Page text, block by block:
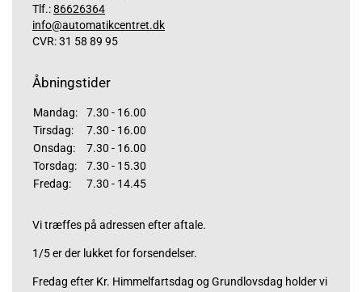
Tlf.:86626364
info@automatikcentret.dk
CVR: 31 58 89 95
Åbningstider
Mandag:
7.30 - 16.00
Tirsdag:
7.30 - 16.00
Onsdag:
7.30 - 16.00
Torsdag:
7.30 - 15.30
Fredag:
7.30 - 14.45
Vi træffes på adressen efter aftale.
1/5 er der lukket for forsendelser.
Fredag efter Kr. Himmelfartsdag og Grundlovsdag holder vi